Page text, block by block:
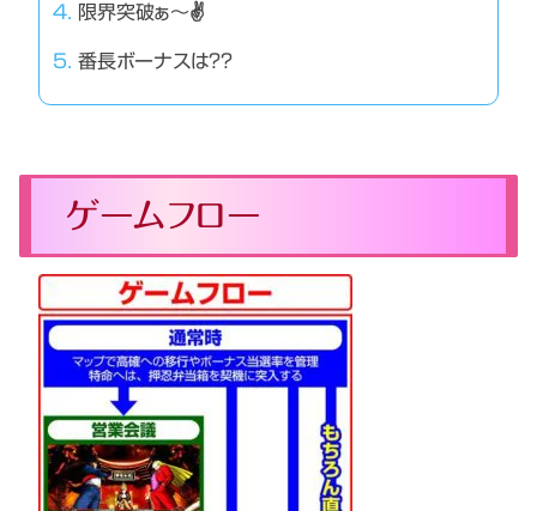
限界突破ぁ～✌
番長ボーナスは？？
ゲームフロー